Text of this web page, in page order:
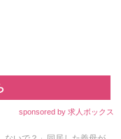
sponsored by 求人ボックス